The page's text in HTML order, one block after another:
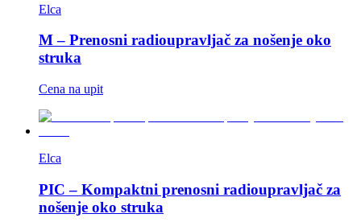
Elca
M – Prenosni radioupravljač za nošenje oko
struka
Cena na upit
Elca
PIC – Kompaktni prenosni radioupravljač za
nošenje oko struka